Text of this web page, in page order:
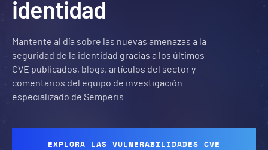
identidad
Mantente al día sobre las nuevas amenazas a la
seguridad de la identidad gracias a los últimos
CVE publicados, blogs, artículos del sector y
comentarios del equipo de investigación
especializado de Semperis.
EXPLORA LAS VULNERABILIDADES CVE